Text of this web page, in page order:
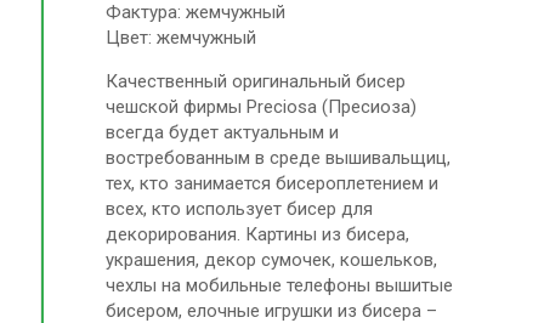
Фактура: жемчужный
Цвет: жемчужный
Качественный оригинальный бисер
чешской фирмы Preciosa (Пресиоза)
всегда будет актуальным и
востребованным в среде вышивальщиц,
тех, кто занимается бисероплетением и
всех, кто использует бисер для
декорирования. Картины из бисера,
украшения, декор сумочек, кошельков,
чехлы на мобильные телефоны вышитые
бисером, елочные игрушки из бисера –